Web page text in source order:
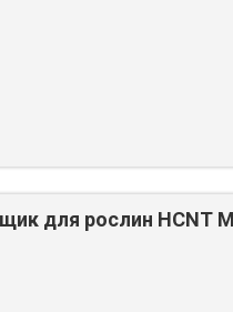
для рослин